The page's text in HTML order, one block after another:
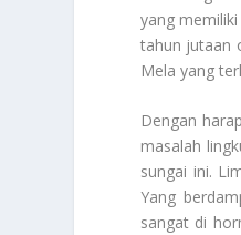
yang
tahun jutaan
Mela yang
Dengan
masalah
sungai ini.
Yang
sangat di